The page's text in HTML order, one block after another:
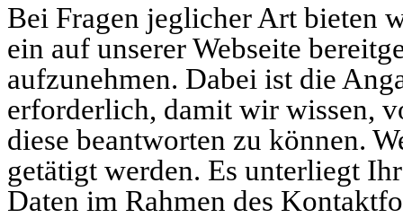
Bei Fragen jeglicher Art bieten
ein auf unserer Webseite
aufzunehmen. Dabei ist die
erforderlich, damit wir wissen,
diese beantworten zu können.
getätigt werden. Es unterliegt
Daten im Rahmen des